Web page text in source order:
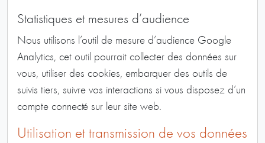
Statistiques et mesures d’audience
Nous utilisons l’outil de mesure d’audience Google
Analytics, cet outil pourrait collecter des données sur
vous, utiliser des cookies, embarquer des outils de
suivis tiers, suivre vos interactions si vous disposez d’un
compte connecté sur leur site web.
Utilisation et transmission de vos données